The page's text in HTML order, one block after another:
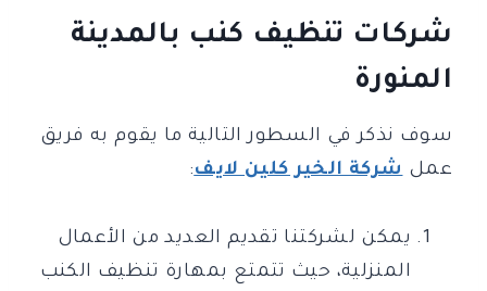
شركات تنظيف كنب بالمدينة
المنورة
سوف نذكر في السطور التالية ما يقوم به فريق
عملشركة الخير كلين لايف:
يمكن لشركتنا تقديم العديد من الأعمال
المنزلية، حيث تتمتع بمهارة تنظيف الكنب